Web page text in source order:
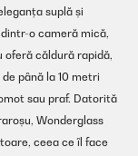
suplă și
o cameră mică,
oferă căldură rapidă,
până la 10 metri
sau praf. Datorită
Wonderglass
ceea ce îl face